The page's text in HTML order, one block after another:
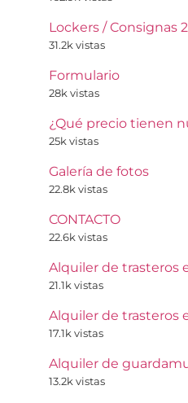
Lockers / Consignas
31.2k vistas
Formulario
28k vistas
¿Qué precio tienen
25k vistas
Galería de fotos
22.8k vistas
CONTACTO
22.6k vistas
Alquiler de trasteros
21.1k vistas
Alquiler de trasteros
17.1k vistas
Alquiler de
13.2k vistas